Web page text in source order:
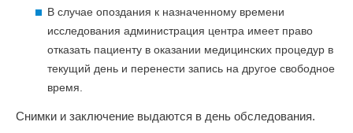
В случае опоздания к назначенному времени
исследования администрация центра имеет право
отказать пациенту в оказании медицинских процедур в
текущий день и перенести запись на другое свободное
время.
Снимки и заключение выдаются в день обследования.